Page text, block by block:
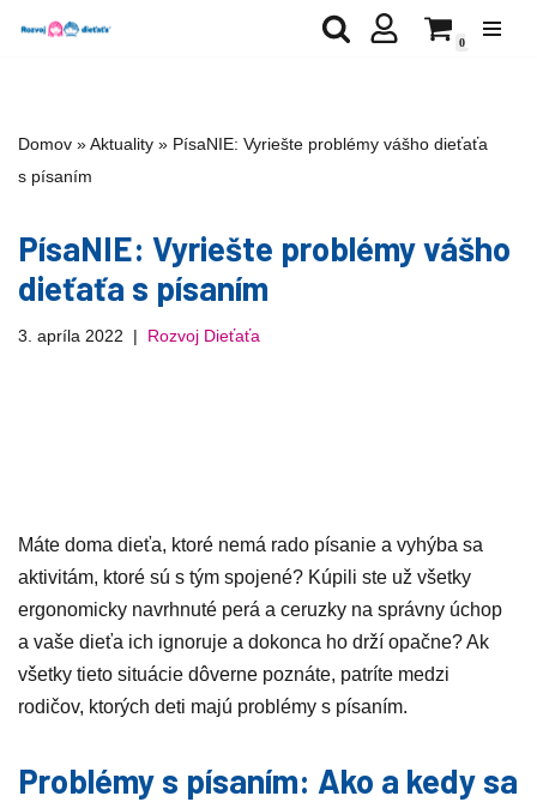
0
Domov »Aktuality » PísaNIE: Vyriešte problémy vášho dieťaťa
s písaním
PísaNIE: Vyriešte problémy vášho
dieťaťa s písaním
3. apríla 2022 Rozvoj Dieťaťa
Máte doma dieťa, ktoré nemá rado písanie a vyhýba sa
aktivitám, ktoré sú s tým spojené? Kúpili ste už všetky
ergonomicky navrhnuté perá a ceruzky na správny úchop
a vaše dieťa ich ignoruje a dokonca ho drží opačne? Ak
všetky tieto situácie dôverne poznáte, patríte medzi
rodičov, ktorých deti majú problémy s písaním.
Problémy s písaním: Ako a kedy sa